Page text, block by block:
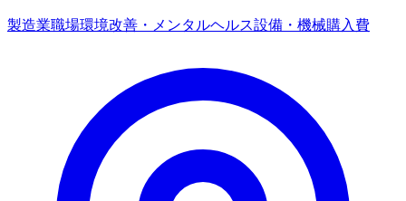
製造業職場環境改善・メンタルヘルス設備・機械購入費